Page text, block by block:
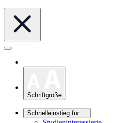
Schriftgröße
Schnelleinstieg für ...